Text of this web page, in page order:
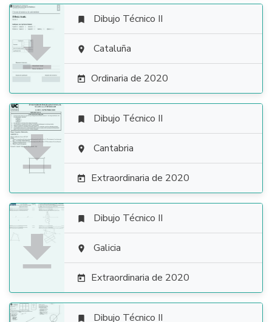

 Dibujo Técnico II
 Cataluña
 Ordinaria de 2020

 Dibujo Técnico II
 Cantabria
 Extraordinaria de 2020

 Dibujo Técnico II
 Galicia
 Extraordinaria de 2020
 Dibujo Técnico II